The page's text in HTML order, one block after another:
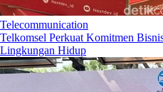
Telecommunication
Telkomsel Perkuat Komitmen
Lingkungan Hidup